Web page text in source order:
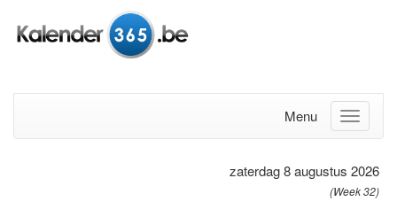
Menu
zaterdag 8 augustus 2026
(Week 32)